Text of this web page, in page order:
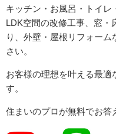
キッチン・お風呂・トイ
LDK空間の改修工事、窓・
り、外壁・屋根リフォー
さい。
お客様の理想を叶える最適
す。
住まいのプロが無料でお答